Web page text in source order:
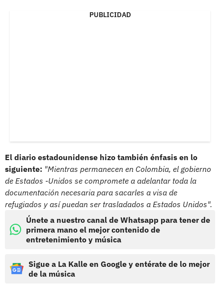
PUBLICIDAD
El diario estadounidense hizo también énfasis en lo
siguiente: "Mientras permanecen en Colombia, el gobierno
de Estados -Unidos se compromete a adelantar toda la
documentación necesaria para sacarles a visa de
refugiados y así puedan ser trasladados a Estados Unidos".
Únete a nuestro canal de Whatsapp para tener de
primera mano el mejor contenido de
entretenimiento y música
Sigue a La Kalle en Google y entérate de lo mejor
de la música